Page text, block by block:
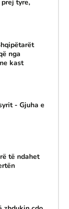
tyre,
nga
kast
- Gjuha e
të ndahet